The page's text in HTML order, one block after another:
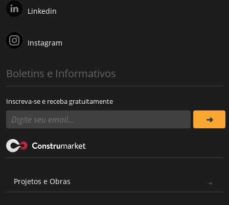
Linkedin
Instagram
Boletins e Informativos
Inscreva-se e receba gratuitamente
Projetos e Obras